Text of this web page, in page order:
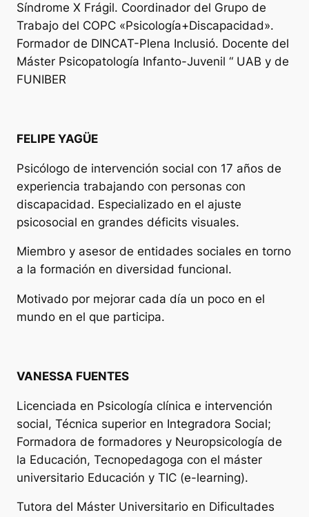
Síndrome X Frágil. Coordinador del Grupo de
Trabajo del COPC «Psicología+Discapacidad».
Formador de DINCAT-Plena Inclusió. Docente del
Máster Psicopatología Infanto-Juvenil “ UAB y de
FUNIBER
FELIPE YAGÜE
Psicólogo de intervención social con 17 años de
experiencia trabajando con personas con
discapacidad. Especializado en el ajuste
psicosocial en grandes déficits visuales.
Miembro y asesor de entidades sociales en torno
a la formación en diversidad funcional.
Motivado por mejorar cada día un poco en el
mundo en el que participa.
VANESSA FUENTES
Licenciada en Psicología clínica e intervención
social, Técnica superior en Integradora Social;
Formadora de formadores y Neuropsicología de
la Educación, Tecnopedagoga con el máster
universitario Educación y TIC (e-learning).
Tutora del Máster Universitario en Dificultades